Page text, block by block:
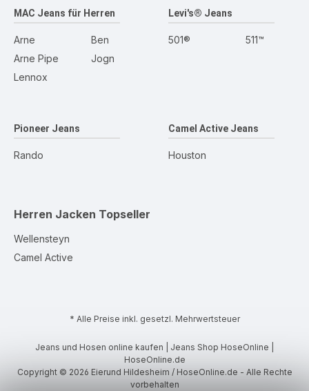
MAC Jeans für Herren
Arne
Arne Pipe
Lennox
Ben
Jogn
Levi's® Jeans
501® 511™
Pioneer Jeans
Rando
Camel Active Jeans
Houston
Herren Jacken Topseller
Wellensteyn
Camel Active
* Alle Preise inkl. gesetzl. Mehrwertsteuer
Jeans und Hosen online kaufen | Jeans Shop HoseOnline |
HoseOnline.de
Copyright © 2026 Eierund Hildesheim / HoseOnline.de - Alle Rechte
vorbehalten